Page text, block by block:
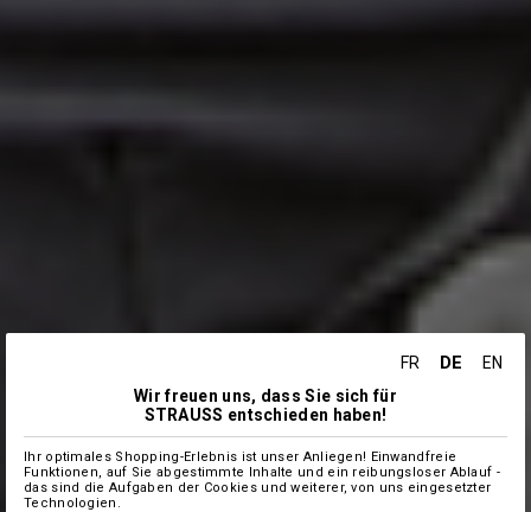
FR DE
EN
Wir freuen uns, dass Sie sich für
STRAUSS entschieden haben!
Ihr optimales Shopping-Erlebnis ist unser Anliegen! Einwandfreie
Funktionen, auf Sie abgestimmte Inhalte und ein reibungsloser Ablauf -
das sind die Aufgaben der Cookies und weiterer, von uns eingesetzter
Technologien.